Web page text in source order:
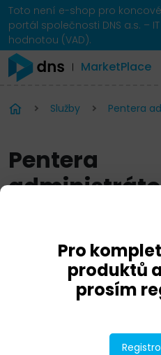
Toto není e-shop pro
portál společnosti DNS a.s. –
hodnotou (VAD).
MarketPlace
Služby Pentera
Pentera
PŘIDAT DO POPTÁVKY
Pro
produktů
prosím